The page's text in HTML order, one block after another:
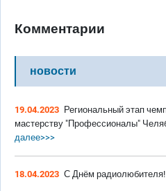
Комментарии
новости
19.04.2023 Региональный этап
мастерству "Профессионалы"
далее>>>
18.04.2023 С Днём радиолюбителя!